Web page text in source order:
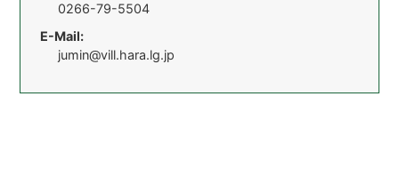
0266-79-5504
E-Mail:
jumin@vill.hara.lg.jp